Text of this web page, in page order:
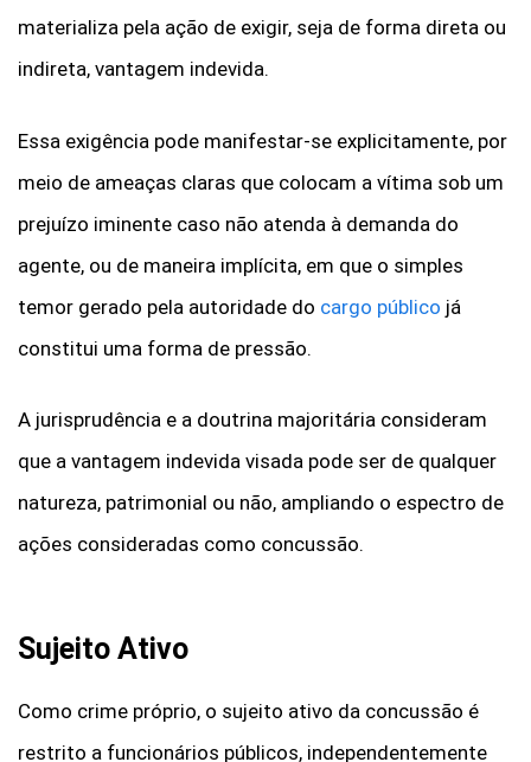
materializa pela ação de exigir, seja de forma direta ou
indireta, vantagem indevida.
Essa exigência pode manifestar-se explicitamente, por
meio de ameaças claras que colocam a vítima sob um
prejuízo iminente caso não atenda à demanda do
agente, ou de maneira implícita, em que o simples
temor gerado pela autoridade do cargo público já
constitui uma forma de pressão.
A jurisprudência e a doutrina majoritária consideram
que a vantagem indevida visada pode ser de qualquer
natureza, patrimonial ou não, ampliando o espectro de
ações consideradas como concussão.
Sujeito Ativo
Como crime próprio, o sujeito ativo da concussão é
restrito a funcionários públicos, independentemente